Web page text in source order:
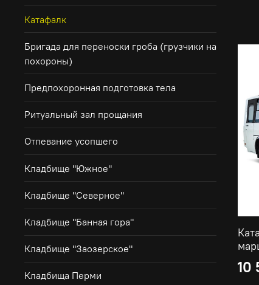
10
Катафалк
Бригада для переноски гроба (грузчики на
похороны)
Предпохоронная подготовка тела
Ритуальный зал прощания
Отпевание усопшего
Кладбище "Южное"
Кладбище "Северное"
Кладбище "Банная гора"
Кладбище "Заозерское"
Кладбища Перми